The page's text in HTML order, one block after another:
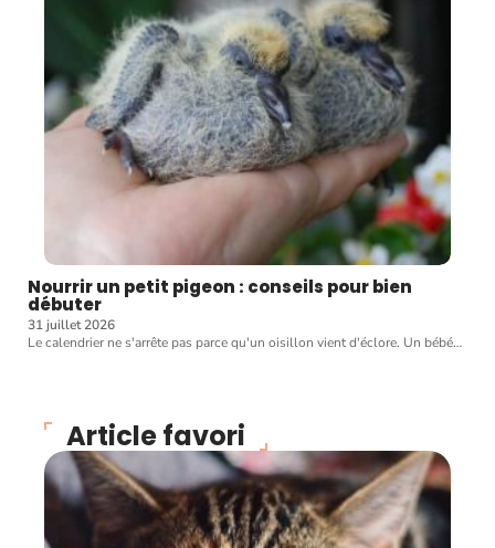
Nourrir un petit pigeon : conseils pour bien
débuter
31 juillet 2026
Le calendrier ne s'arrête pas parce qu'un oisillon vient d'éclore. Un bébé…
Article favori